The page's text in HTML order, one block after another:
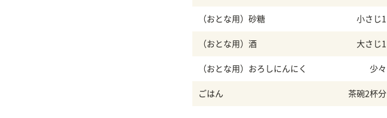
（おとな用）砂糖 小さじ1
（おとな用）酒 大さじ1
（おとな用）おろしにんにく 少々
ごはん 茶碗2杯分